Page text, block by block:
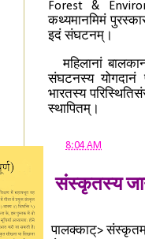
Forest &
कथ्यमानमिमं
इदं संघटनम्।
महिलानां
संघटनस्य योगदानं
भारतस्य
स्थापितम्।
8:04 AM
संस्कृतस्य
पालक्काट्>